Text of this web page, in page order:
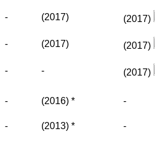
- (2017) (2017)
- (2017)
(2017)
- - (2017)
- (2016) * -
- (2013) * -